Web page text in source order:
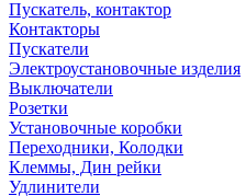
Пускатель, контактор
Контакторы
Пускатели
Электроустановочные изделия
Выключатели
Розетки
Установочные коробки
Переходники, Колодки
Клеммы, Дин рейки
Удлинители